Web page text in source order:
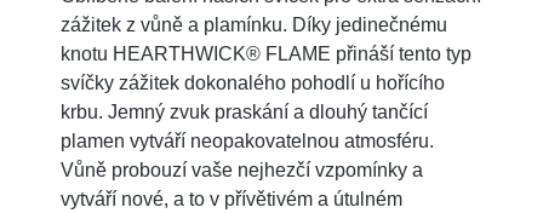
zážitek z vůně a plamínku. Díky jedinečnému
knotu HEARTHWICK® FLAME přináší tento typ
svíčky zážitek dokonalého pohodlí u hořícího
krbu. Jemný zvuk praskání a dlouhý tančící
plamen vytváří neopakovatelnou atmosféru.
Vůně probouzí vaše nejhezčí vzpomínky a
vytváří nové, a to v přívětivém a útulném